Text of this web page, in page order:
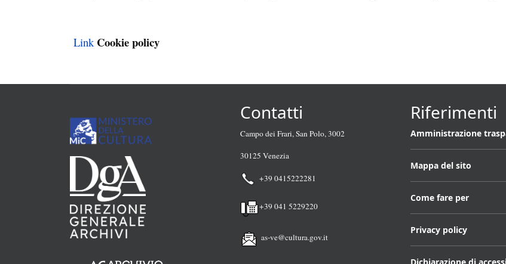
Link Cookie policy
Contatti
Campo dei Frari, San Polo, 3002
30125 Venezia
+39 0415222281
+39 041 5229220
as-ve@cultura.gov.it
Riferimenti
Amministrazione
Mappa del sito
Come fare per
Privacy policy